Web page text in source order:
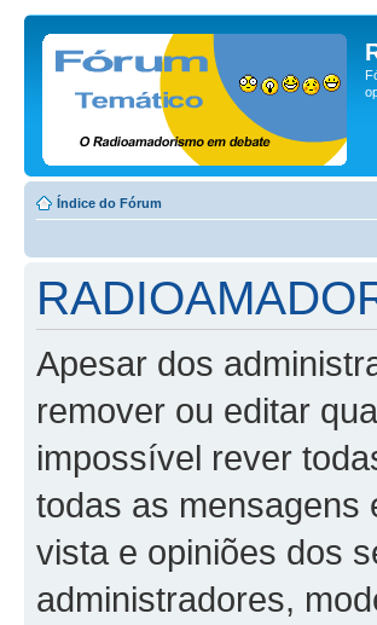
Índice do Fórum
Apesar dos
remover ou editar
impossível rever
todas as mensagens
vista e opiniões dos
administradores,